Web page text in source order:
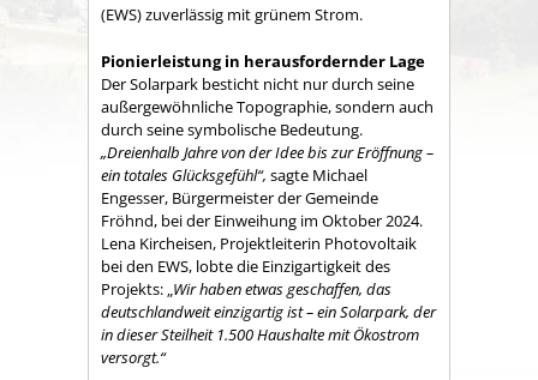
(EWS) zuverlässig mit grünem Strom.
Pionierleistung in herausfordernder Lage
Der Solarpark besticht nicht nur durch seine
außergewöhnliche Topographie, sondern auch
durch seine symbolische Bedeutung.
„Dreienhalb Jahre von der Idee bis zur Eröffnung –
ein totales Glücksgefühl“, sagte Michael
Engesser, Bürgermeister der Gemeinde
Fröhnd, bei der Einweihung im Oktober 2024.
Lena Kircheisen, Projektleiterin Photovoltaik
bei den EWS, lobte die Einzigartigkeit des
Projekts: „Wir haben etwas geschaffen, das
deutschlandweit einzigartig ist – ein Solarpark, der
in dieser Steilheit 1.500 Haushalte mit Ökostrom
versorgt.“